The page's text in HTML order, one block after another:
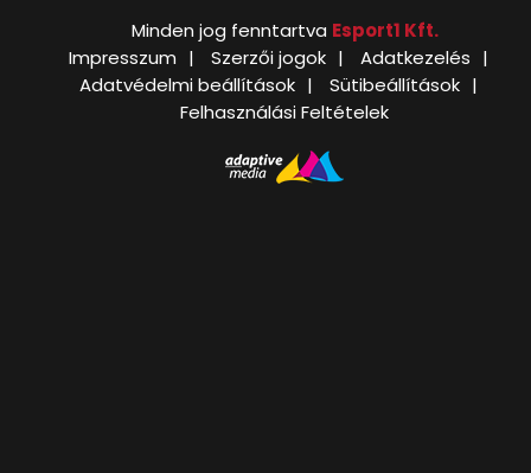
Minden jog fenntartva Esport1 Kft.
Impresszum
Szerzői jogok
Adatkezelés
Adatvédelmi beállítások
Sütibeállítások
Felhasználási Feltételek